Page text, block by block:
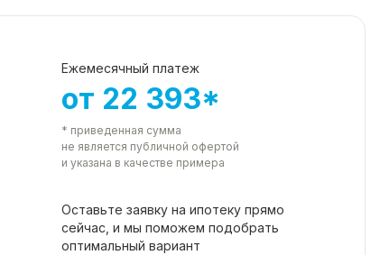
Ежемесячный платеж
от 22 393*
* приведенная сумма
не является публичной офертой
и указана в качестве примера
Оставьте заявку на ипотеку прямо
сейчас, и мы поможем подобрать
оптимальный вариант